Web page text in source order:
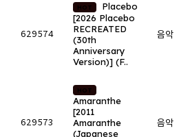
629574
HOT
Placebo
[2026 Placebo
RECREATED
(30th
Anniversary
Version)] (F..
음악
629573
HOT
Amaranthe
[2011
Amaranthe
(Japanese
음악